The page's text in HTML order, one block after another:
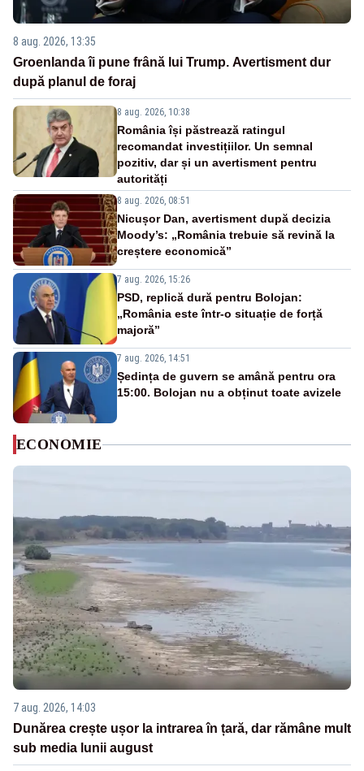
8 aug. 2026, 13:35
Groenlanda îi pune frână lui Trump. Avertisment dur
după planul de foraj
8 aug. 2026, 10:38
România își păstrează ratingul
recomandat investițiilor. Un semnal
pozitiv, dar și un avertisment pentru
autorități
8 aug. 2026, 08:51
Nicușor Dan, avertisment după decizia
Moody’s: „România trebuie să revină la
creștere economică”
7 aug. 2026, 15:26
PSD, replică dură pentru Bolojan:
„România este într-o situație de forță
majoră”
7 aug. 2026, 14:51
Ședința de guvern se amână pentru ora
15:00. Bolojan nu a obținut toate avizele
ECONOMIE
7 aug. 2026, 14:03
Dunărea crește ușor la intrarea în țară, dar rămâne mult
sub media lunii august